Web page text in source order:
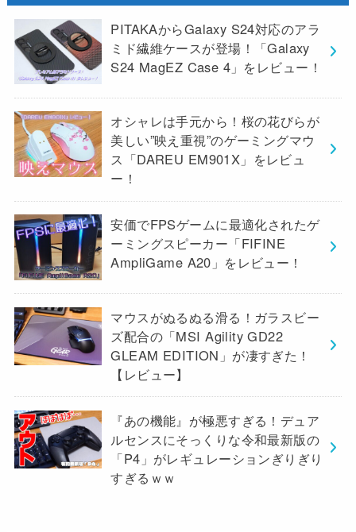
PITAKAからGalaxy S24対応のアラ
ミド繊維ケースが登場！「Galaxy
S24 MagEZ Case 4」をレビュー！
オシャレは手元から！桜の花びらが
美しい”映え重視”のゲーミングマウ
ス「DAREU EM901X」をレビュ
ー！
安価でFPSゲームに最適化されたゲ
ーミングスピーカー「FIFINE
AmpliGame A20」をレビュー！
マウスがぬるぬる滑る！ガラスビー
ズ配合の「MSI Agility GD22
GLEAM EDITION」が凄すぎた！
【レビュー】
『あの機能』が極悪すぎる！デュア
ルセンスにそっくりな令和最新版の
「P4」がレギュレーションぎりぎり
すぎるｗｗ